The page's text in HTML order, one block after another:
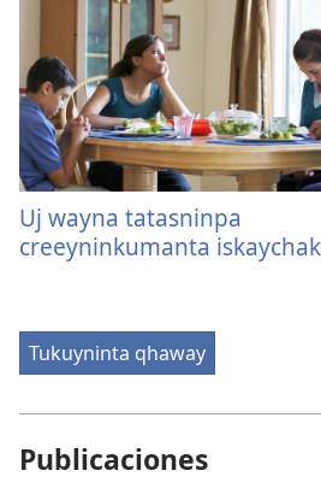
Uj wayna tatasninpa
creeyninkumanta
Tukuyninta qhaway
Publicaciones